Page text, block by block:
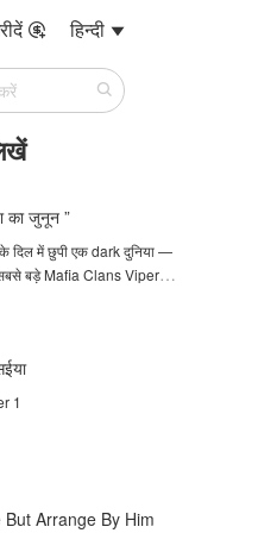
 हिन्दी 
का जुनून ”
दिल में छुपी एक dark दुनिया —
बड़े Mafia Clans Viper
एक साधारण दिखने वाली लड़की,
में अपनी पहचान खुद नहीं जानती।
1
But Arrange By Him